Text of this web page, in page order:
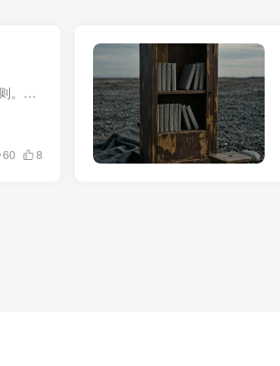
降临笔记 #66 — 边境邮局的一封信 第六十六则。记录时间：降临纪元第七年，风信季中旬，黄昏前后。记录者：林檐，从第五门廊降临，前职业为邮递员——在原来世界供职于一座边境小城的分拣中心...
60 8